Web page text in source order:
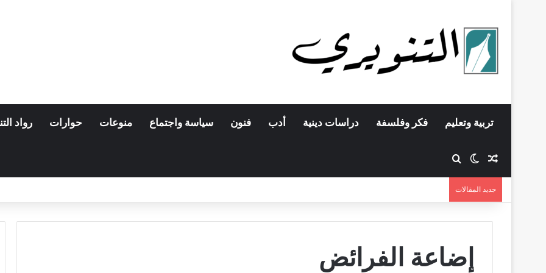
تربية وتعليم فكر وفلسفة دراسات دينية أدب فنون سياسة واجتماع منوعات حوارات رواد
مقال عشوائي
الوضع المظلم
جديد المقالات
إضاعة الفرائض